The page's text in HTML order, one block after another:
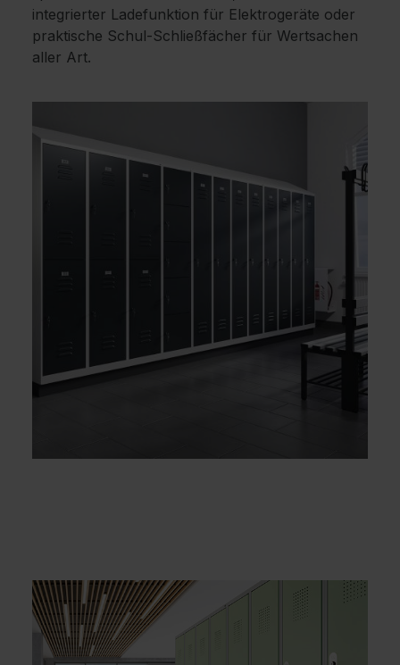
integrierter Ladefunktion für Elektrogeräte oder
praktische Schul-Schließfächer für Wertsachen
aller Art.